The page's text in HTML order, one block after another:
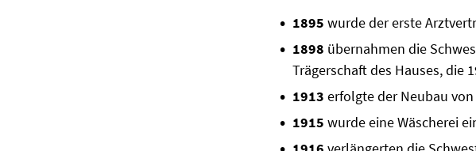
1895 wurde der erste
1898 übernahmen die
Trägerschaft des Hauses, die
1913 erfolgte der Neubau von
1915 wurde eine Wäscherei